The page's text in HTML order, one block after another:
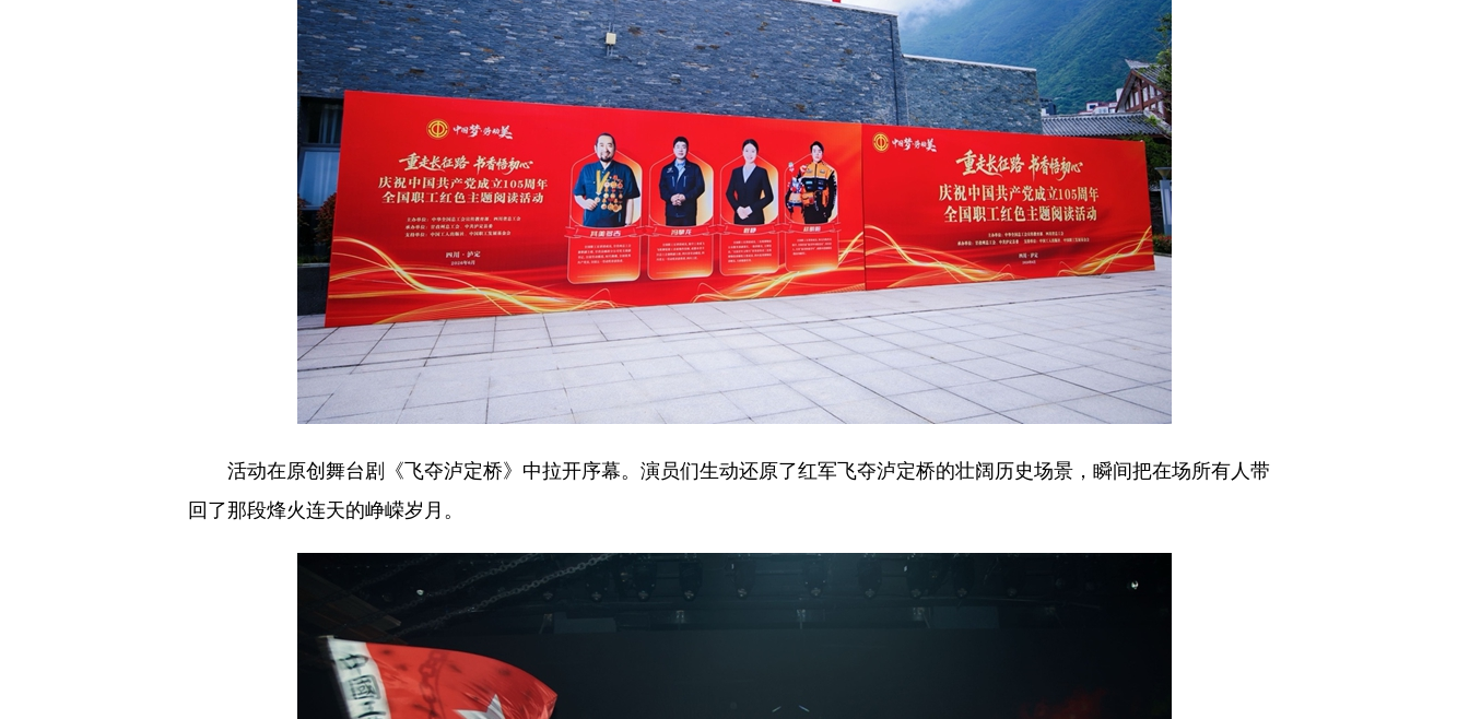
活动在原创舞台剧《飞夺泸定桥》中拉开序幕。演员们生动还原了红军飞夺泸定桥的壮阔历史场景，瞬间把在场所有人带
回了那段烽火连天的峥嵘岁月。